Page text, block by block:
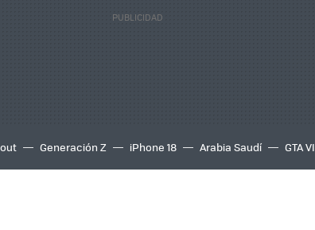
Generación Z iPhone 18 Arabia Saudí GTA VI